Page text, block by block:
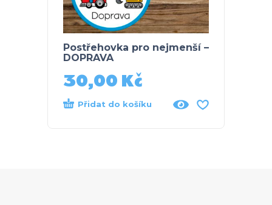
Postřehovka pro nejmenší –
DOPRAVA
30,00 Kč
Přidat do košíku